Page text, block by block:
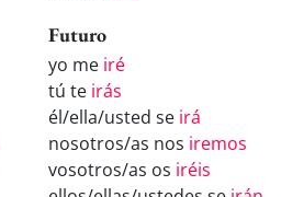
Futuro
yo me iré
tú te irás
él/ella/usted se irá
nosotros/as nos iremos
vosotros/as os iréis